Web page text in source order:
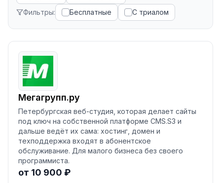
Фильтры:
Бесплатные С триалом
Мегагрупп.ру
Петербургская веб-студия, которая делает сайты
под ключ на собственной платформе CMS.S3 и
дальше ведёт их сама: хостинг, домен и
техподдержка входят в абонентское
обслуживание. Для малого бизнеса без своего
программиста.
от 10 900 ₽